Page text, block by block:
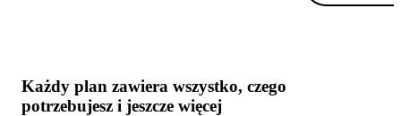
Każdy plan zawiera wszystko, czego
potrzebujesz i jeszcze więcej